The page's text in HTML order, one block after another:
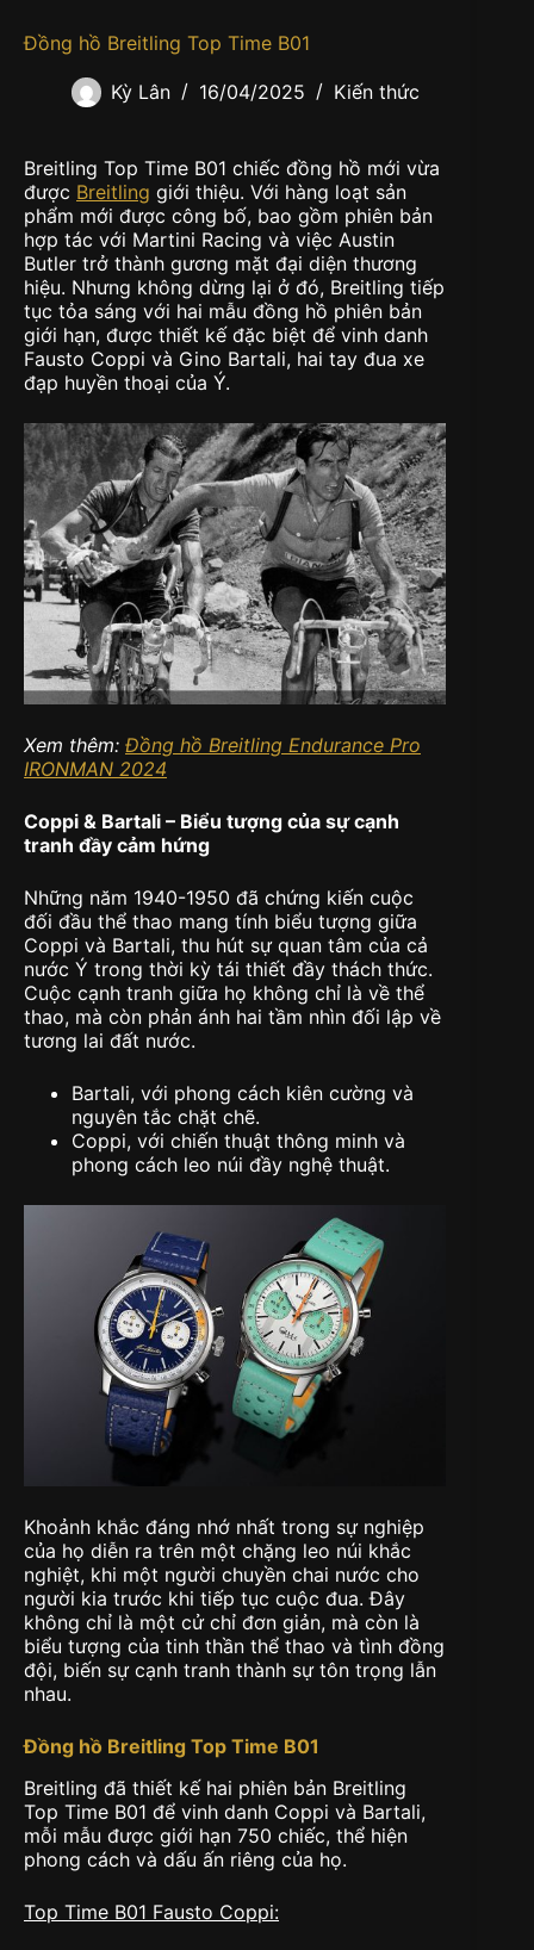
Đồng hồ Breitling Top Time B01
Kỳ Lân 16/04/2025 Kiến thức
Breitling Top Time B01 chiếc đồng hồ mới vừa
được Breitling giới thiệu. Với hàng loạt sản
phẩm mới được công bố, bao gồm phiên bản
hợp tác với Martini Racing và việc Austin
Butler trở thành gương mặt đại diện thương
hiệu. Nhưng không dừng lại ở đó, Breitling tiếp
tục tỏa sáng với hai mẫu đồng hồ phiên bản
giới hạn, được thiết kế đặc biệt để vinh danh
Fausto Coppi và Gino Bartali, hai tay đua xe
đạp huyền thoại của Ý.
Xem thêm: Đồng hồ Breitling Endurance Pro
IRONMAN 2024
Coppi & Bartali – Biểu tượng của sự cạnh
tranh đầy cảm hứng
Những năm 1940-1950 đã chứng kiến cuộc
đối đầu thể thao mang tính biểu tượng giữa
Coppi và Bartali, thu hút sự quan tâm của cả
nước Ý trong thời kỳ tái thiết đầy thách thức.
Cuộc cạnh tranh giữa họ không chỉ là về thể
thao, mà còn phản ánh hai tầm nhìn đối lập về
tương lai đất nước.
Bartali, với phong cách kiên cường và
nguyên tắc chặt chẽ.
Coppi, với chiến thuật thông minh và
phong cách leo núi đầy nghệ thuật.
Khoảnh khắc đáng nhớ nhất trong sự nghiệp
của họ diễn ra trên một chặng leo núi khắc
nghiệt, khi một người chuyền chai nước cho
người kia trước khi tiếp tục cuộc đua. Đây
không chỉ là một cử chỉ đơn giản, mà còn là
biểu tượng của tinh thần thể thao và tình đồng
đội, biến sự cạnh tranh thành sự tôn trọng lẫn
nhau.
Đồng hồ Breitling Top Time B01
Breitling đã thiết kế hai phiên bản Breitling
Top Time B01 để vinh danh Coppi và Bartali,
mỗi mẫu được giới hạn 750 chiếc, thể hiện
phong cách và dấu ấn riêng của họ.
Top Time B01 Fausto Coppi: